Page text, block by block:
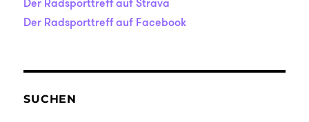
Der Radsporttreff auf Facebook
SUCHEN